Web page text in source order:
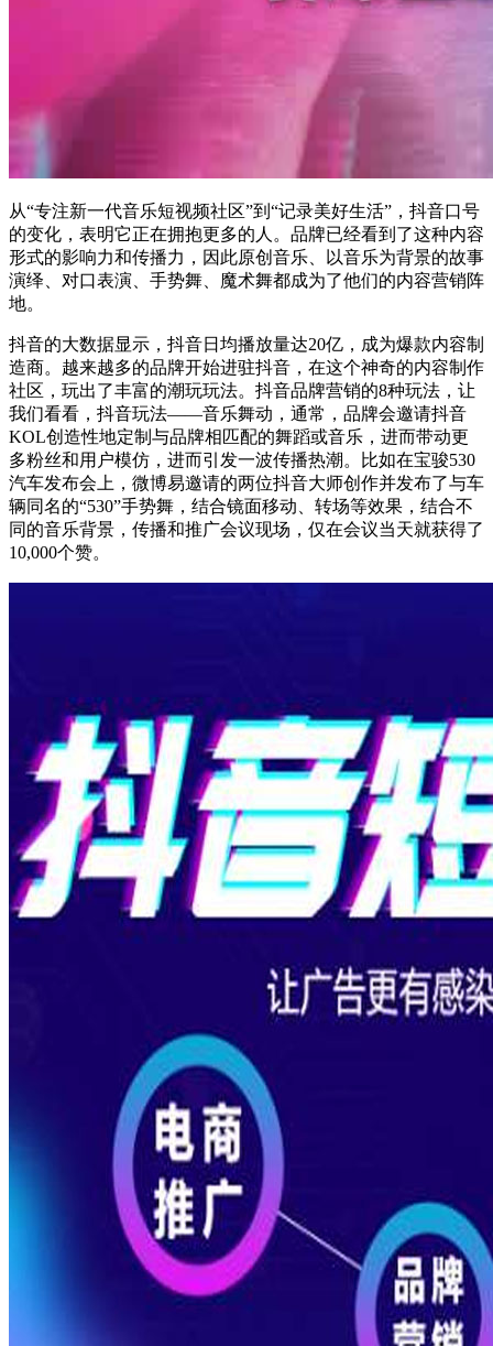
从“专注新一代音乐短视频社区”到“记录美好生活”，抖音口号
的变化，表明它正在拥抱更多的人。品牌已经看到了这种内容
形式的影响力和传播力，因此原创音乐、以音乐为背景的故事
演绎、对口表演、手势舞、魔术舞都成为了他们的内容营销阵
地。
抖音的大数据显示，抖音日均播放量达20亿，成为爆款内容制
造商。越来越多的品牌开始进驻抖音，在这个神奇的内容制作
社区，玩出了丰富的潮玩玩法。抖音品牌营销的8种玩法，让
我们看看，抖音玩法——音乐舞动，通常，品牌会邀请抖音
KOL创造性地定制与品牌相匹配的舞蹈或音乐，进而带动更
多粉丝和用户模仿，进而引发一波传播热潮。比如在宝骏530
汽车发布会上，微博易邀请的两位抖音大师创作并发布了与车
辆同名的“530”手势舞，结合镜面移动、转场等效果，结合不
同的音乐背景，传播和推广会议现场，仅在会议当天就获得了
10,000个赞。